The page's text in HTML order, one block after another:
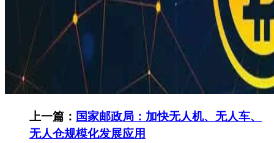
上一篇： 国家邮政局：加快无人机、无人车、
无人仓规模化发展应用